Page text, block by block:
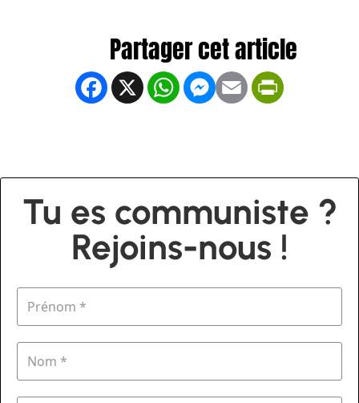
Facebook
X WhatsApp
Messenger
Email
Tu es communiste ?
Rejoins-nous !